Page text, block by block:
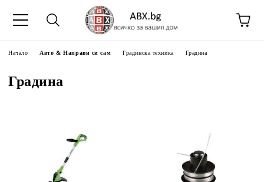
Начало Авто & Направи си сам Градинска техника Градина
Градина